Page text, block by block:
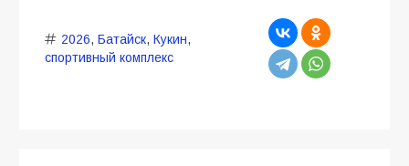
2026, Батайск, Кукин,
спортивный комплекс